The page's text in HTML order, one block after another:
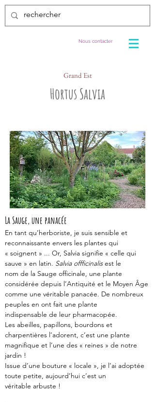
Nous contacter
Grand Est
Hortus Salvia
La Sauge, une panacée
En tant qu’herboriste, je suis sensible et
reconnaissante envers les plantes qui
« soignent » ... Or, Salvia signifie « celle qui
sauve » en latin. Salvia offficinalis est le
nom de la Sauge officinale, une plante
considérée depuis l’Antiquité et le Moyen Âge
comme une véritable panacée. De nombreux
peuples en ont fait une plante
indispensable de leur pharmacopée.
Les abeilles, papillons, bourdons et
charpentières l’adorent, c’est une plante
magnifique et l’une des « reines » de notre
jardin !
Issue d’une bouture « locale », je l’ai adoptée
toute petite, aujourd’hui c’est un
véritable arbuste !